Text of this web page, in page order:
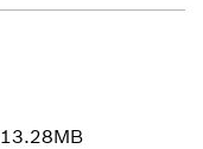
13.28MB